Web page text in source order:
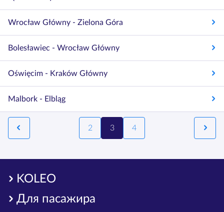
Wrocław Główny - Zielona Góra
Bolesławiec - Wrocław Główny
Oświęcim - Kraków Główny
Malbork - Elbląg
2 3 4
KOLEO
Для пасажира